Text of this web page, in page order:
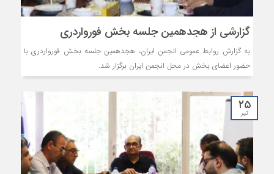
گزارشی از هجدهمین جلسه بخش فورواردری
به گزارش روابط عمومی انجمن ایران، هجدهمین جلسه بخش فورواردری با
حضور اعضای بخش در محل انجمن ایران برگزار شد.
۲۵
تیر